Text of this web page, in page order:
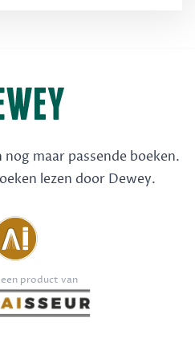
nog maar passende boeken.
lezen door Dewey.
een product van